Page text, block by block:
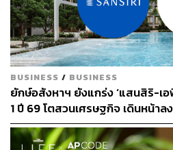
BUSINESS / BUSINESS
ยักษ์อสังหาฯ ยังแกร่ง ‘แสนสิริ-เอ
1 ปี 69 โตสวนเศรษฐกิจ เดินหน้าล
เจาะทำเลกำลังซื้อสูง